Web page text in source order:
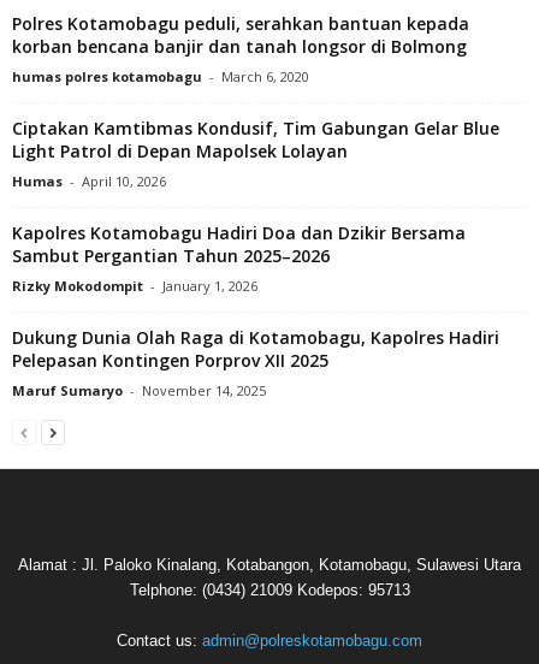
Polres Kotamobagu peduli, serahkan bantuan kepada
korban bencana banjir dan tanah longsor di Bolmong
humas polres kotamobagu - March 6, 2020
Ciptakan Kamtibmas Kondusif, Tim Gabungan Gelar Blue
Light Patrol di Depan Mapolsek Lolayan
Humas - April 10, 2026
Kapolres Kotamobagu Hadiri Doa dan Dzikir Bersama
Sambut Pergantian Tahun 2025–2026
Rizky Mokodompit - January 1, 2026
Dukung Dunia Olah Raga di Kotamobagu, Kapolres Hadiri
Pelepasan Kontingen Porprov XII 2025
Maruf Sumaryo - November 14, 2025
Alamat : Jl. Paloko Kinalang, Kotabangon, Kotamobagu, Sulawesi Utara
Telphone: (0434) 21009 Kodepos: 95713
Contact us: admin@polreskotamobagu.com